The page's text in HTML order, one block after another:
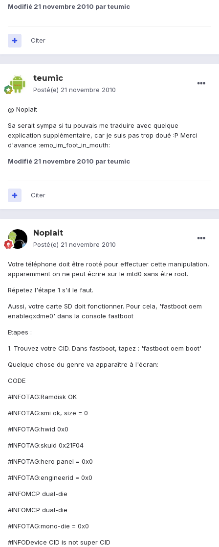
Modifié 21 novembre 2010 par teumic
Citer
teumic
Posté(e) 21 novembre 2010
@ Noplait
Sa serait sympa si tu pouvais me traduire avec quelque
explication supplémentaire, car je suis pas trop doué :P Merci
d'avance :emo_im_foot_in_mouth:
Modifié 21 novembre 2010 par teumic
Citer
Noplait
Posté(e) 21 novembre 2010
Votre téléphone doit être rooté pour effectuer cette manipulation,
apparemment on ne peut écrire sur le mtd0 sans être root.
Répetez l'étape 1 s'il le faut.
Aussi, votre carte SD doit fonctionner. Pour cela, 'fastboot oem
enableqxdme0' dans la console fastboot
Etapes :
1. Trouvez votre CID. Dans fastboot, tapez : 'fastboot oem boot'
Quelque chose du genre va apparaître à l'écran:
CODE
#INFOTAG:Ramdisk OK
#INFOTAG:smi ok, size = 0
#INFOTAG:hwid 0x0
#INFOTAG:skuid 0x21F04
#INFOTAG:hero panel = 0x0
#INFOTAG:engineerid = 0x0
#INFOMCP dual-die
#INFOMCP dual-die
#INFOTAG:mono-die = 0x0
#INFODevice CID is not super CID